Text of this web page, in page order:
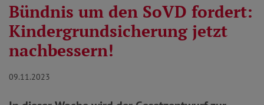
Bündnis um den SoVD fordert:
Kindergrundsicherung jetzt
nachbessern!
09.11.2023